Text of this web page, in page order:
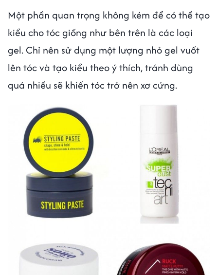
Một phần quan trọng không kém để có thể tạo
kiểu cho tóc giống như bên trên là các loại
gel. Chỉ nên sử dụng một lượng nhỏ gel vuốt
lên tóc và tạo kiểu theo ý thích, tránh dùng
quá nhiều sẽ khiến tóc trở nên xơ cứng.